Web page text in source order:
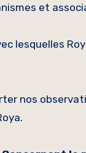
et
lesquelles
nos